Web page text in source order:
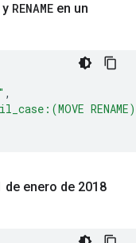
y RENAME en un
" ,
enero de 2018